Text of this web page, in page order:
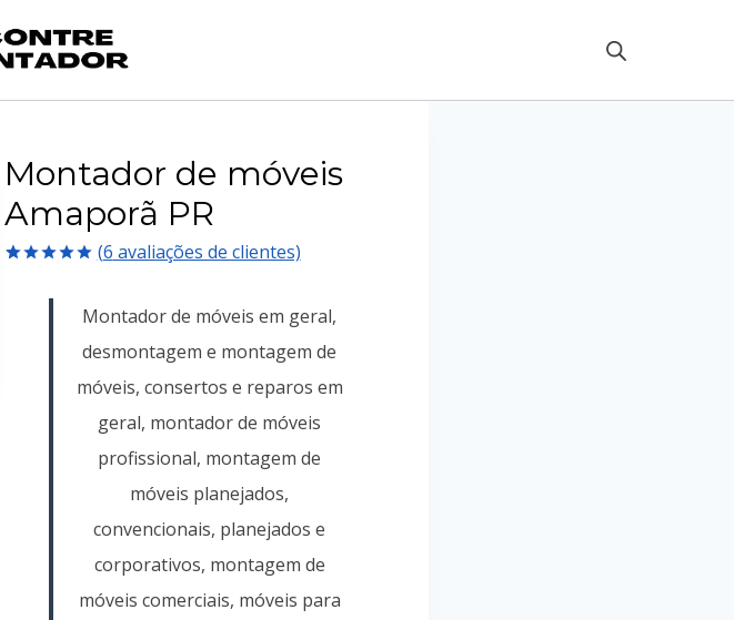
Montador de móveis
Amaporã PR
como5.00
(6 avaliações de clientes)
Montador de móveis em geral,
desmontagem e montagem de
móveis, consertos e reparos em
geral, montador de móveis
profissional, montagem de
móveis planejados,
convencionais, planejados e
corporativos, montagem de
móveis comerciais, móveis para